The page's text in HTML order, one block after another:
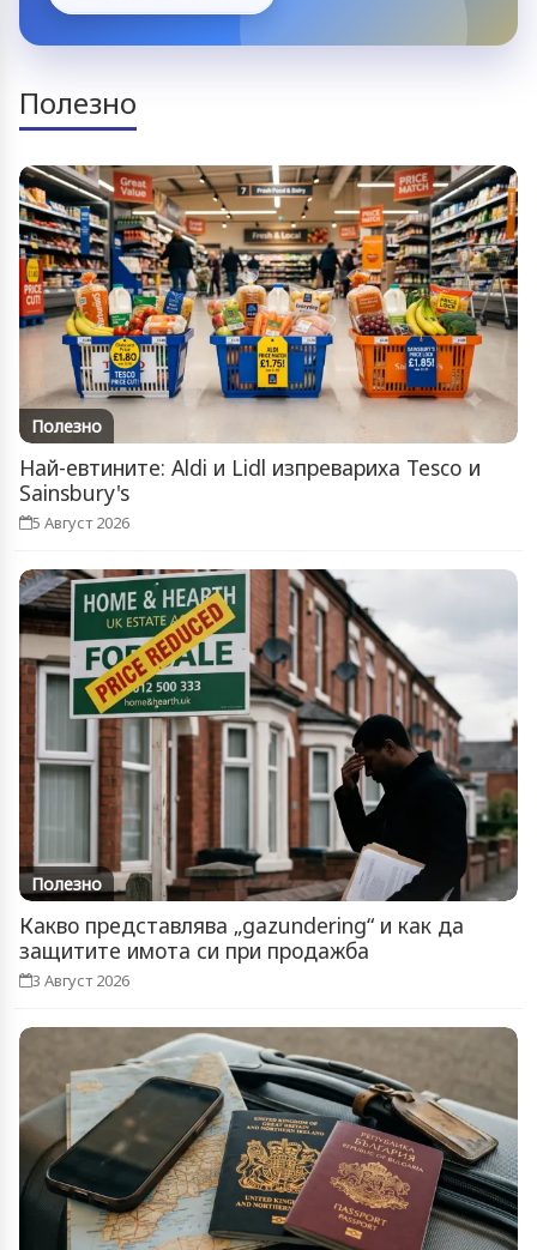
Полезно
Полезно
Най-евтините: Aldi и Lidl изпревариха Tesco и
Sainsbury's
5 Август 2026
Полезно
Какво представлява „gazundering“ и как да
защитите имота си при продажба
3 Август 2026